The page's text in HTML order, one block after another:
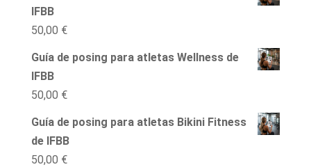
IFBB
50,00 €
Guía de posing para atletas Wellness de
IFBB
50,00 €
Guía de posing para atletas Bikini Fitness
de IFBB
50,00 €